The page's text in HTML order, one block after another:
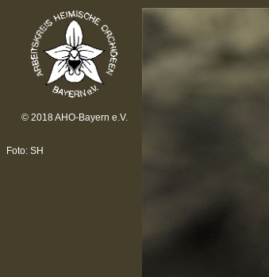
© 2018 AHO-Bayern e.V.
Foto: SH